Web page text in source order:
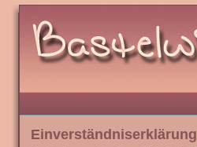
Einverständniserklärung